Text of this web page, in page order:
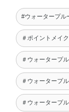
#ウォータープル
＃ポイントメイ
＃ウォータープ
＃ウォータープ
＃ウォータープ